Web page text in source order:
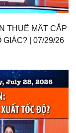
THUẾ MẤT CẮP
| 07/29/26